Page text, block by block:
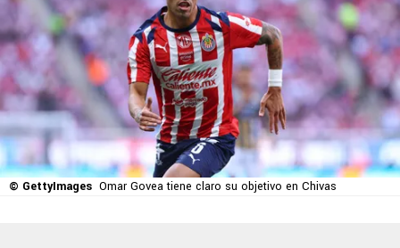
© GettyImages Omar Govea tiene claro su objetivo en Chivas